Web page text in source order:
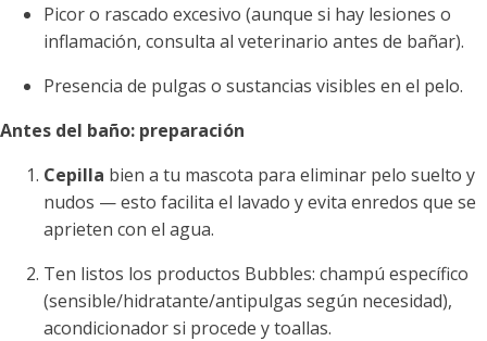
Picor o rascado excesivo (aunque si hay lesiones o
inflamación, consulta al veterinario antes de bañar).
Presencia de pulgas o sustancias visibles en el pelo.
Antes del baño: preparación
Cepilla bien a tu mascota para eliminar pelo suelto y
nudos — esto facilita el lavado y evita enredos que se
aprieten con el agua.
Ten listos los productos Bubbles: champú específico
(sensible/hidratante/antipulgas según necesidad),
acondicionador si procede y toallas.